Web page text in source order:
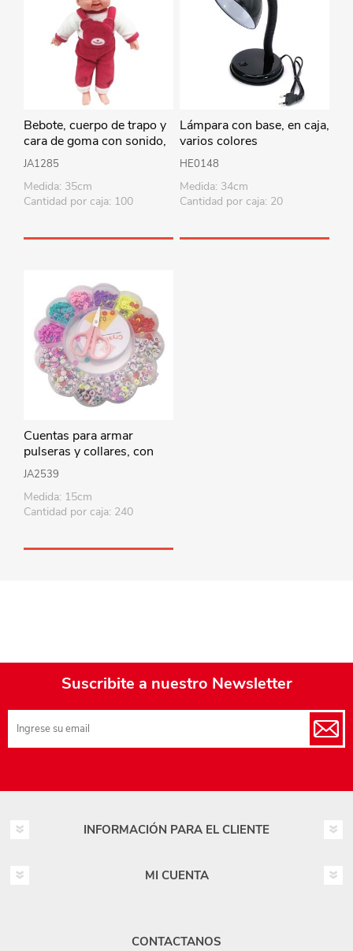
Bebote, cuerpo de trapo y
cara de goma con sonido,
35cm varios colores en
bolsa
JA1285
Medida: 35cm
Cantidad por caja: 100
Lámpara con base, en caja,
varios colores
HE0148
Medida: 34cm
Cantidad por caja: 20
Cuentas para armar
pulseras y collares, con
accesorios, en caja de
plástico
JA2539
Medida: 15cm
Cantidad por caja: 240
Suscribite a nuestro Newsletter
INFORMACIÓN PARA EL CLIENTE
MI CUENTA
CONTACTANOS